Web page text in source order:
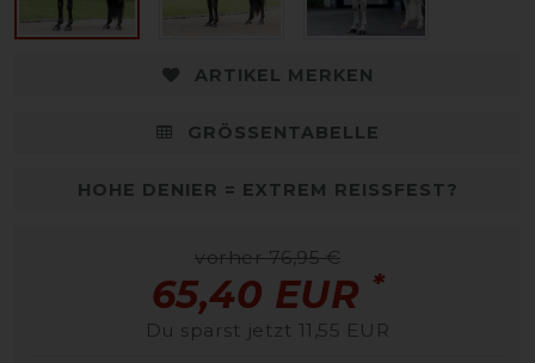
ARTIKEL MERKEN
GRÖSSENTABELLE
HOHE DENIER = EXTREM REISSFEST?
vorher 76,95 €
65,40 EUR *
Du sparst jetzt 11,55 EUR